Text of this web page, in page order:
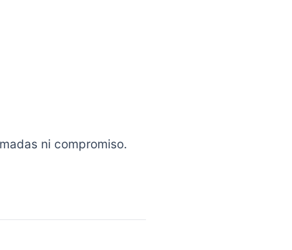
ni compromiso.